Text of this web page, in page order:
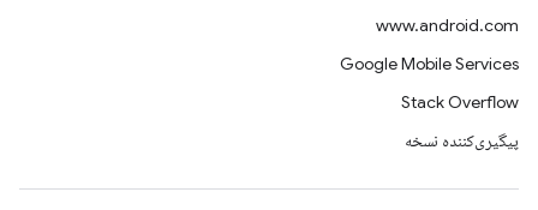
www.android.com
Google Mobile Services
Stack Overflow
پیگیری‌کننده نسخه